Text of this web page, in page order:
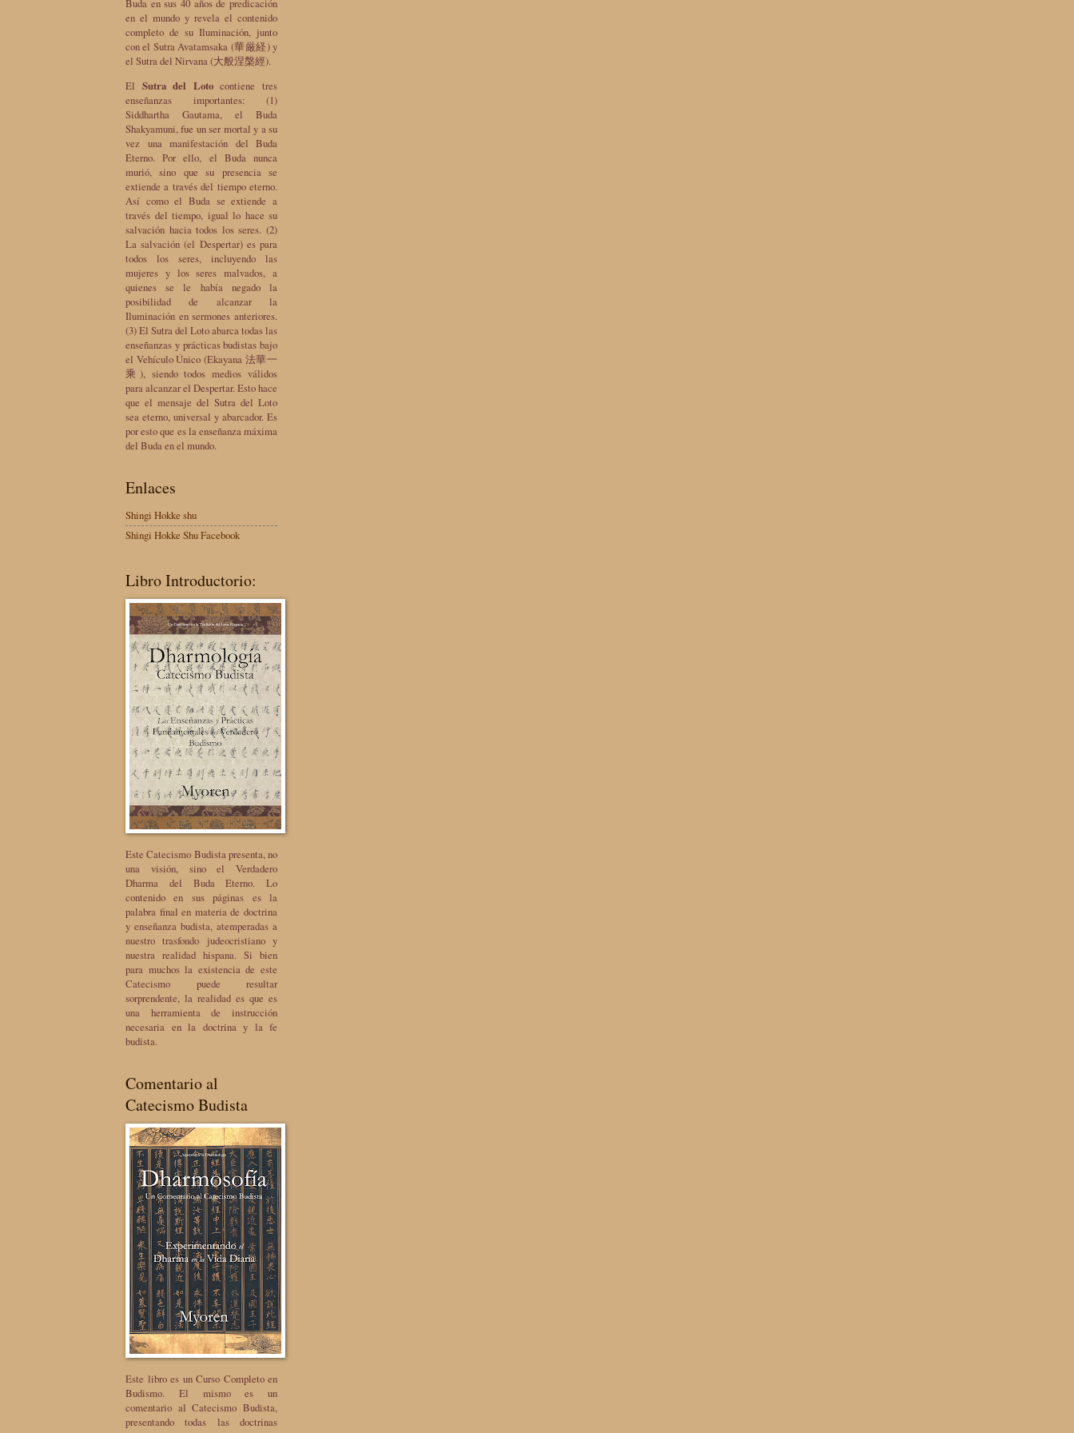
Buda en sus 40 años de predicación
en el mundo y revela el contenido
completo de su Iluminación, junto
con el Sutra Avatamsaka (華厳経) y
el Sutra del Nirvana (大般涅槃經).
El Sutra del Lotocontiene tres
enseñanzas importantes: (1)
Siddhartha Gautama, el Buda
Shakyamuni, fue un ser mortal y a su
vez una manifestación del Buda
Eterno. Por ello, el Buda nunca
murió, sino que su presencia se
extiende a través del tiempo eterno.
Así como el Buda se extiende a
través del tiempo, igual lo hace su
salvación hacia todos los seres. (2)
La salvación (el Despertar) es para
todos los seres, incluyendo las
mujeres y los seres malvados, a
quienes se le había negado la
posibilidad de alcanzar la
Iluminación en sermones anteriores.
(3) El Sutra del Loto abarca todas las
enseñanzas y prácticas budistas bajo
el Vehículo Único (Ekayana 法華一
乘), siendo todos medios válidos
para alcanzar el Despertar. Esto hace
que el mensaje del Sutra del Loto
sea eterno, universal y abarcador. Es
por esto que es la enseñanza máxima
del Buda en el mundo.
Enlaces
Shingi Hokke shu
Shingi Hokke Shu Facebook
Libro Introductorio:
Este Catecismo Budista presenta, no
una visión, sino el Verdadero
Dharma del Buda Eterno. Lo
contenido en sus páginas es la
palabra final en materia de doctrina
y enseñanza budista, atemperadas a
nuestro trasfondo judeocristiano y
nuestra realidad hispana. Si bien
para muchos la existencia de este
Catecismo puede resultar
sorprendente, la realidad es que es
una herramienta de instrucción
necesaria en la doctrina y la fe
budista.
Comentario al
Catecismo Budista
Este libro es un Curso Completo en
Budismo. El mismo es un
comentario al Catecismo Budista,
presentando todas las doctrinas